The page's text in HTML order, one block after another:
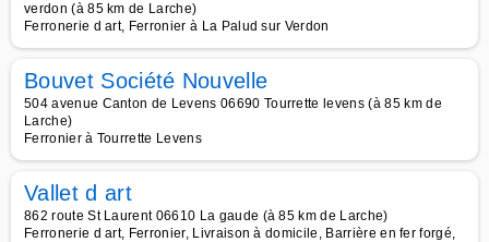
verdon (à 85 km de Larche)
Ferronerie d art, Ferronier à La Palud sur Verdon
Bouvet Société Nouvelle
504 avenue Canton de Levens 06690 Tourrette levens (à 85 km de
Larche)
Ferronier à Tourrette Levens
Vallet d art
862 route St Laurent 06610 La gaude (à 85 km de Larche)
Ferronerie d art, Ferronier, Livraison à domicile, Barrière en fer forgé,